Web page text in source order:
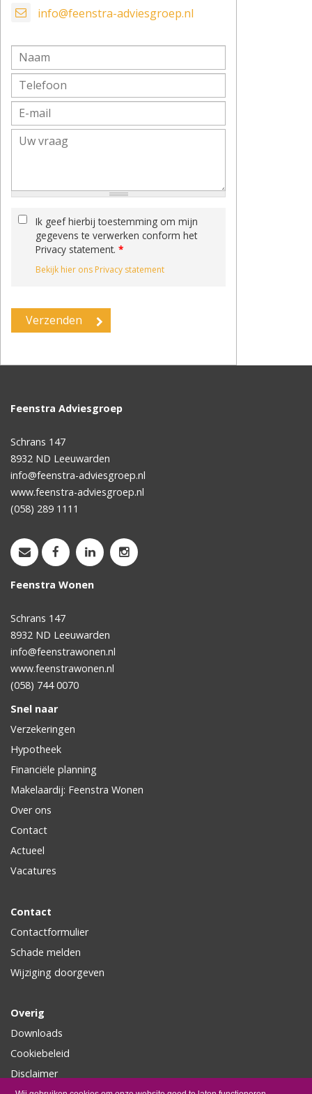
info@feenstra-adviesgroep.nl
Ik geef hierbij toestemming om mijn
gegevens te verwerken conform het
Privacy statement. *
Bekijk hier ons Privacy statement
Feenstra Adviesgroep
Schrans 147
8932 ND Leeuwarden
info@feenstra-adviesgroep.nl
www.feenstra-adviesgroep.nl
(058) 289 1111
Feenstra Wonen
Schrans 147
8932 ND Leeuwarden
info@feenstrawonen.nl
www.feenstrawonen.nl
(058) 744 0070
Snel naar
Verzekeringen
Hypotheek
Financiële planning
Makelaardij: Feenstra Wonen
Over ons
Contact
Actueel
Vacatures
Contact
Contactformulier
Schade melden
Wijziging doorgeven
Overig
Downloads
Cookiebeleid
Disclaimer